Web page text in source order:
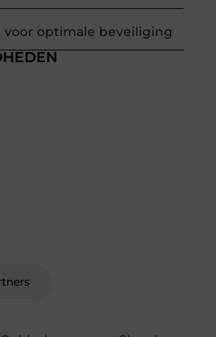
optimale beveiliging